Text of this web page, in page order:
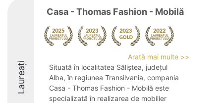
Laureați
Casa - Thomas Fashion - Mobilă
Arată mai multe >>
Situată în localitatea Săliștea, județul
Alba, în regiunea Transilvania, compania
Casa - Thomas Fashion - Mobilă este
specializată în realizarea de mobilier